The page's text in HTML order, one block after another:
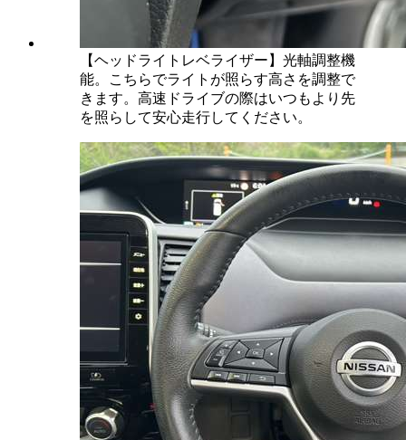
【ヘッドライトレベライザー】光軸調整機
能。こちらでライトが照らす高さを調整で
きます。高速ドライブの際はいつもより先
を照らして安心走行してください。